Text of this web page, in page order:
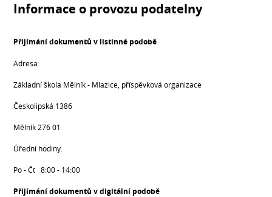
Informace o provozu podatelny
Přijímání dokumentů v listinné podobě
Adresa:
Základní škola Mělník - Mlazice, příspěvková organizace
Českolipská 1386
Mělník 276 01
Úřední hodiny:
Po - Čt 8:00 - 14:00
Přijímání dokumentů v digitální podobě